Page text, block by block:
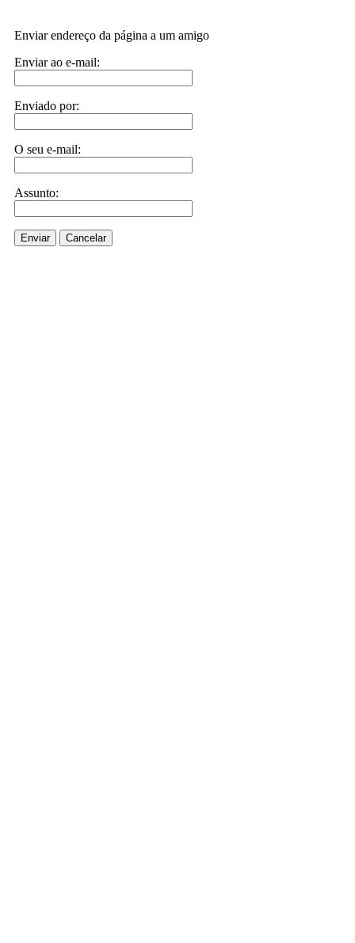
Enviar endereço da página a um amigo
Enviar ao e-mail:
Enviado por:
O seu e-mail:
Assunto:
Enviar Cancelar